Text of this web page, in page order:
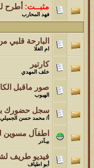
مسابقة ( اعرف من صاحب
غير اسم اللي قبلك
اتحداك تجيب الصورة
المنتدى كالأنسان
ܓܨ الإعجآز العلمي في
مثبــت: أطرح
فهد المحارب
البارحة قلبي
ام الغلا
كارتير
خلف المهدي
صور ماقبل
الهبوب
سجل حضورك
أ/ محمد حسن الجميلي
اطفآل مسوين
بيـآدر
فيديو طريف
أبو اطياف